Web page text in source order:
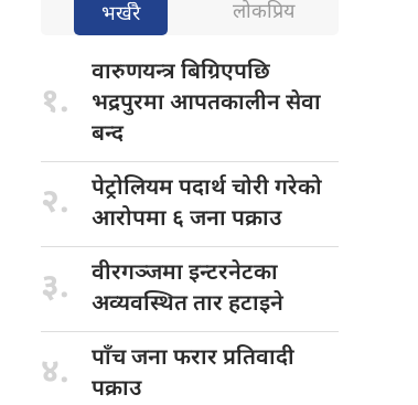
भर्खरै लोकप्रिय
१.
वारुणयन्त्र बिग्रिएपछि
भद्रपुरमा आपतकालीन सेवा
बन्द
२. पेट्रोलियम पदार्थचोरी गरेको
आरोपमा ६ जना पक्राउ
३.
वीरगञ्जमा इन्टरनेटका
अव्यवस्थित तार हटाइने
४. पाँच जनाफरार प्रतिवादी
पक्राउ